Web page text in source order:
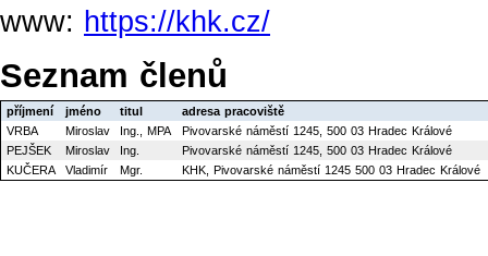
www: https://khk.cz/
Seznam členů
příjmení jméno titul
adresa pracoviště
VRBA
Miroslav Ing., MPA
Pivovarské náměstí 1245, 500 03 Hradec Králové
PEJŠEK
Miroslav Ing.
Pivovarské náměstí 1245, 500 03 Hradec Králové
KUČERA
Vladimír Mgr. KHK, Pivovarské náměstí 1245 500 03 Hradec Králové